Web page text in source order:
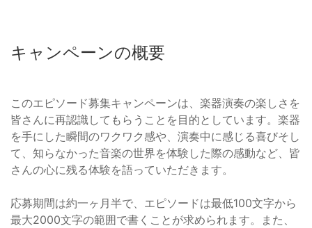
キャンペーンの概要
このエピソード募集キャンペーンは、楽器演奏の楽しさを
皆さんに再認識してもらうことを目的としています。楽器
を手にした瞬間のワクワク感や、演奏中に感じる喜びそし
て、知らなかった音楽の世界を体験した際の感動など、皆
さんの心に残る体験を語っていただきます。
応募期間は約一ヶ月半で、エピソードは最低100文字から
最大2000文字の範囲で書くことが求められます。また、